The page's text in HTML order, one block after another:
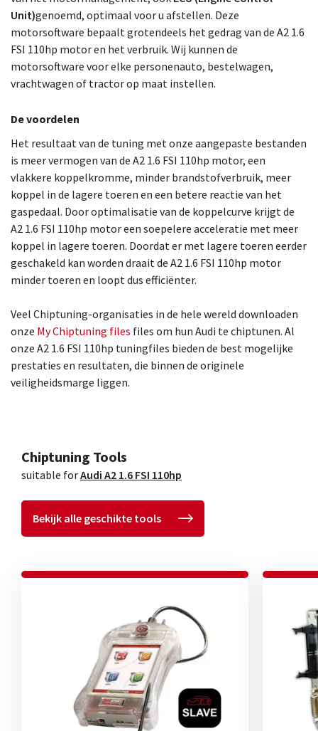
Unit)genoemd, optimaal voor u afstellen. Deze
motorsoftware bepaalt grotendeels het gedrag van de A2 1.6
FSI 110hp motor en het verbruik. Wij kunnen de
motorsoftware voor elke personenauto, bestelwagen,
vrachtwagen of tractor op maat instellen.
De voordelen
Het resultaat van de tuning met onze aangepaste bestanden
is meer vermogen van de A2 1.6 FSI 110hp motor, een
vlakkere koppelkromme, minder brandstofverbruik, meer
koppel in de lagere toeren en een betere reactie van het
gaspedaal. Door optimalisatie van de koppelcurve krijgt de
A2 1.6 FSI 110hp motor een soepelere acceleratie met meer
koppel in lagere toeren. Doordat er met lagere toeren eerder
geschakeld kan worden draait de A2 1.6 FSI 110hp motor
minder toeren en loopt dus efficiënter.
Veel Chiptuning-organisaties in de hele wereld downloaden
onze My Chiptuning files files om hun Audi te chiptunen. Al
onze A2 1.6 FSI 110hp tuningfiles bieden de best mogelijke
prestaties en resultaten, die binnen de originele
veiligheidsmarge liggen.
Chiptuning Tools
suitable forAudi A2 1.6 FSI 110hp
Bekijk alle geschikte tools